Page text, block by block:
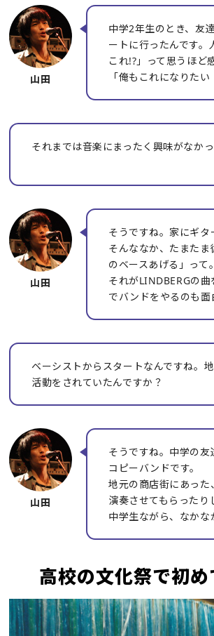
中学2年生のとき、友
ートに行ったんです
これ!?」って思うほど
「俺もこれになりた
それまでは音楽にまったく興味がなか
そうですね。家にギタ
そんななか、たまた
のベースあげる」って。
それがLINDBERGの
でバンドをやるのも面
ベーシストからスタートなんですね。
活動をされていたんですか？
そうですね。中学の
コピーバンドです。
地元の商店街にあっ
演奏させてもらったり
中学生ながら、なかな
高校の文化祭で初